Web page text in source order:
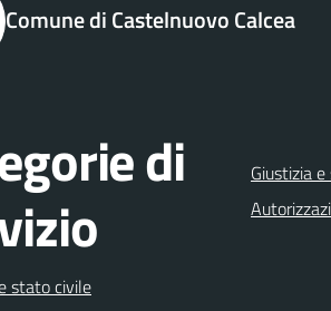
Comune di Castelnuovo Calcea
di
stato civile
Giustizia